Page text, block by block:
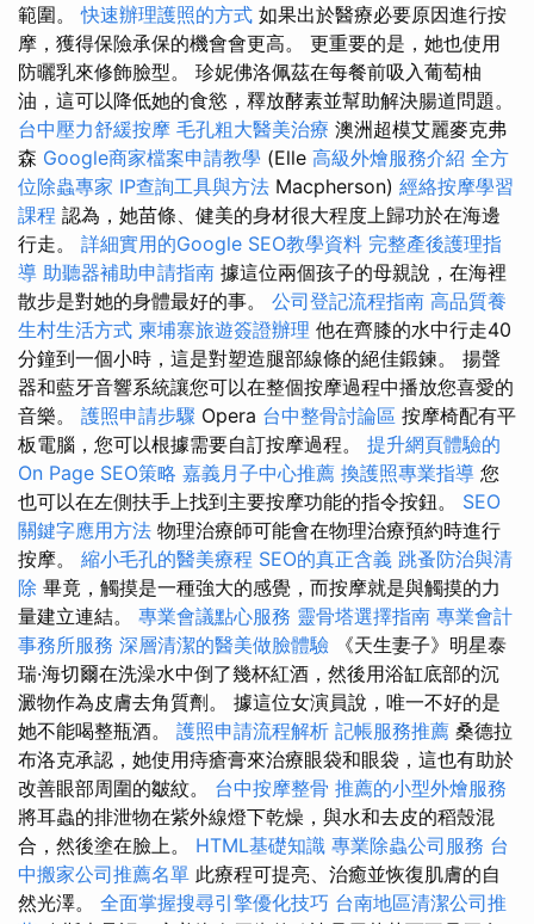
範圍。快速辦理護照的方式 如果出於醫療必要原因進行按
摩，獲得保險承保的機會會更高。 更重要的是，她也使用
防曬乳來修飾臉型。 珍妮佛洛佩茲在每餐前吸入葡萄柚
油，這可以降低她的食慾，釋放酵素並幫助解決腸道問題。
台中壓力舒緩按摩 毛孔粗大醫美治療 澳洲超模艾麗麥克弗
森 Google商家檔案申請教學 (Elle 高級外燴服務介紹 全方
位除蟲專家 IP查詢工具與方法 Macpherson) 經絡按摩學習
課程 認為，她苗條、健美的身材很大程度上歸功於在海邊
行走。 詳細實用的Google SEO教學資料 完整產後護理指
導 助聽器補助申請指南 據這位兩個孩子的母親說，在海裡
散步是對她的身體最好的事。 公司登記流程指南 高品質養
生村生活方式 柬埔寨旅遊簽證辦理 他在齊膝的水中行走40
分鐘到一個小時，這是對塑造腿部線條的絕佳鍛鍊。 揚聲
器和藍牙音響系統讓您可以在整個按摩過程中播放您喜愛的
音樂。 護照申請步驟 Opera 台中整骨討論區 按摩椅配有平
板電腦，您可以根據需要自訂按摩過程。 提升網頁體驗的
On Page SEO策略 嘉義月子中心推薦 換護照專業指導 您
也可以在左側扶手上找到主要按摩功能的指令按鈕。 SEO
關鍵字應用方法 物理治療師可能會在物理治療預約時進行
按摩。 縮小毛孔的醫美療程 SEO的真正含義 跳蚤防治與清
除 畢竟，觸摸是一種強大的感覺，而按摩就是與觸摸的力
量建立連結。 專業會議點心服務 靈骨塔選擇指南 專業會計
事務所服務 深層清潔的醫美做臉體驗 《天生妻子》明星泰
瑞·海切爾在洗澡水中倒了幾杯紅酒，然後用浴缸底部的沉
澱物作為皮膚去角質劑。 據這位女演員說，唯一不好的是
她不能喝整瓶酒。 護照申請流程解析 記帳服務推薦 桑德拉
布洛克承認，她使用痔瘡膏來治療眼袋和眼袋，這也有助於
改善眼部周圍的皺紋。 台中按摩整骨 推薦的小型外燴服務
將耳蟲的排泄物在紫外線燈下乾燥，與水和去皮的稻殼混
合，然後塗在臉上。 HTML基礎知識 專業除蟲公司服務 台
中搬家公司推薦名單 此療程可提亮、治癒並恢復肌膚的自
然光澤。 全面掌握搜尋引擎優化技巧 台南地區清潔公司推